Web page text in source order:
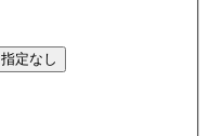
指定なし